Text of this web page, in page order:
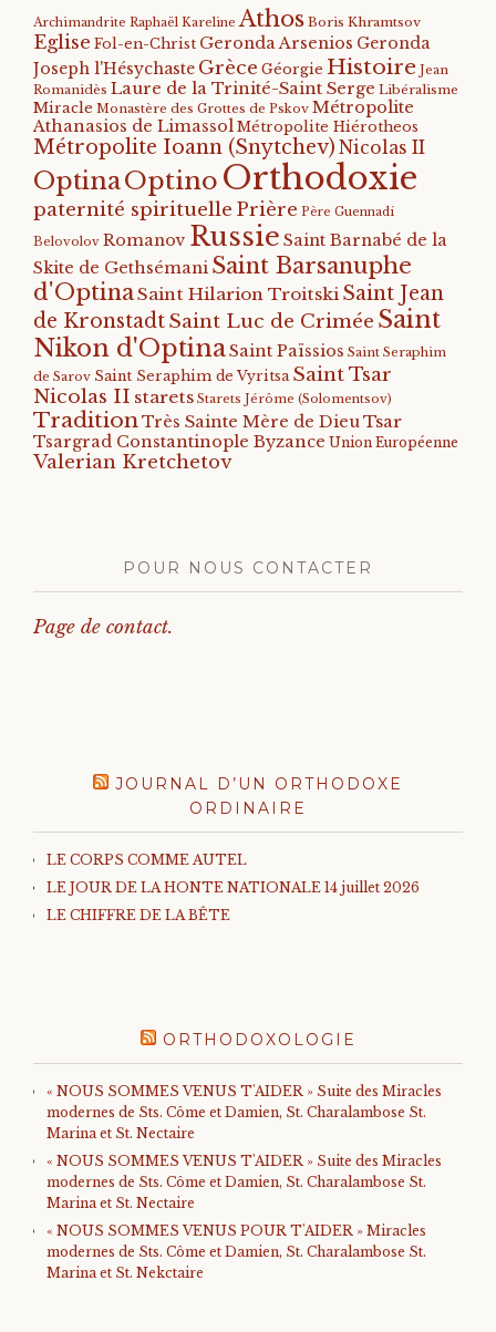
Archimandrite Raphaël Kareline Athos Boris Khramtsov
Eglise Fol-en-Christ Geronda Arsenios Geronda
Joseph l'Hésychaste Grèce Géorgie Histoire Jean
Romanidès Laure de la Trinité-Saint Serge Libéralisme
Miracle Monastère des Grottes de Pskov Métropolite
Athanasios de Limassol Métropolite Hiérotheos
Métropolite Ioann (Snytchev) Nicolas II
OptinaOptino Orthodoxie
paternité spirituelle Prière Père Guennadi
Belovolov Romanov Russie Saint Barnabé de la
Skite de Gethsémani Saint Barsanuphe
d'Optina Saint Hilarion Troitski Saint Jean
de KronstadtSaint Luc de Crimée Saint
Nikon d'OptinaSaint Païssios Saint Seraphim
de Sarov Saint Seraphim de Vyritsa Saint Tsar
Nicolas II starets Starets Jérôme (Solomentsov)
TraditionTrès Sainte Mère de DieuTsar
Tsargrad Constantinople Byzance Union Européenne
Valerian Kretchetov
POUR NOUS CONTACTER
Page de contact.
JOURNAL D’UN ORTHODOXE
ORDINAIRE
LE CORPS COMME AUTEL
LE JOUR DE LA HONTE NATIONALE 14 juillet 2026
LE CHIFFRE DE LA BÊTE
ORTHODOXOLOGIE
« NOUS SOMMES VENUS T'AIDER » Suite des Miracles
modernes de Sts. Côme et Damien, St. Charalambose St.
Marina et St. Nectaire
« NOUS SOMMES VENUS T'AIDER » Suite des Miracles
modernes de Sts. Côme et Damien, St. Charalambose St.
Marina et St. Nectaire
« NOUS SOMMES VENUS POUR T'AIDER » Miracles
modernes de Sts. Côme et Damien, St. Charalambose St.
Marina et St. Nekctaire